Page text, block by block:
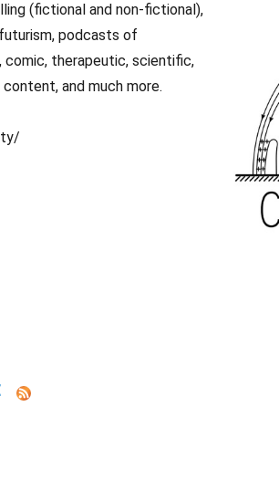
(fictional and non-fictional),
podcasts of
therapeutic, scientific,
and much more.